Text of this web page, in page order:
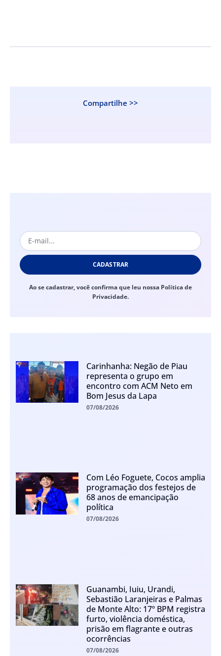
Compartilhe >>
CADASTRAR
Ao se cadastrar, você confirma que leu nossa Política de
Privacidade.
Carinhanha: Negão de Piau
representa o grupo em
encontro com ACM Neto em
Bom Jesus da Lapa
07/08/2026
Com Léo Foguete, Cocos amplia
programação dos festejos de
68 anos de emancipação
política
07/08/2026
Guanambi, Iuiu, Urandi,
Sebastião Laranjeiras e Palmas
de Monte Alto: 17º BPM registra
furto, violência doméstica,
prisão em flagrante e outras
ocorrências
07/08/2026